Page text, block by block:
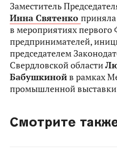
Заместитель
Инна Святенко приняла
в мероприятиях
предпринимателей,
председателем
Свердловской области
Бабушкинойв рамках
промышленной
Смотрите